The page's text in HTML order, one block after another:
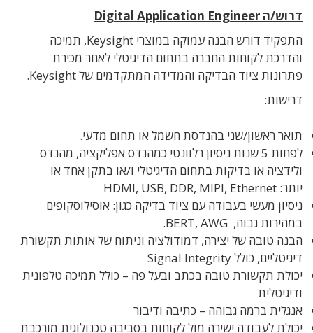
דרוש/ה Digital Application Engineer
התפקיד דורש הבנה עמוקה במוצרי Keysight, תמיכה
והדרכת לקוחות החברה בתחום הדיגיטלי לאחר מכירת
פתרונות ציוד הבדיקה והמדידה המתקדמים של Keysight.
דרישות:
תואר ראשון/שני בהנדסת חשמל או תחום מדעי.
לפחות 5 שנות ניסיון רלוונטי כמהנדס אפליקציה, מהנדס
ולידציה או בדיקות בתחום הדיגיטלי ו/או בתקן אחד או
יותר: HDMI, USB, DDR, MIPI, Ethernet
ניסיון מעשי בעבודה עם ציוד בדיקה כגון: אוסילוסקופים
במהירות גבוה, BERT, AWG.
הבנה טובה של יצירה, דמודולציה וניתוח של אותות תקשורת
דיגיטליים, כולל Signal Integrity
יכולת תקשורת טובה בכתב ובעל פה – כולל תמיכה טלפונית
ודיגיטלית
אנגלית ברמה גבוהה – כתיבה ודיבור
יכולת לעבודה ישירה מול לקוחות בסביבה טכנולוגית מורכבת